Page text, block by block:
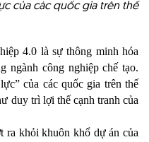
của các quốc gia trên thế
4.0 là sự thông minh hóa
ngành công nghiệp chế tạo.
của các quốc gia trên thế
duy trì lợi thế cạnh tranh của
ra khỏi khuôn khổ dự án của